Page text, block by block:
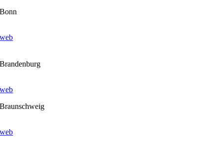
Bonn
web
Brandenburg
web
Braunschweig
web